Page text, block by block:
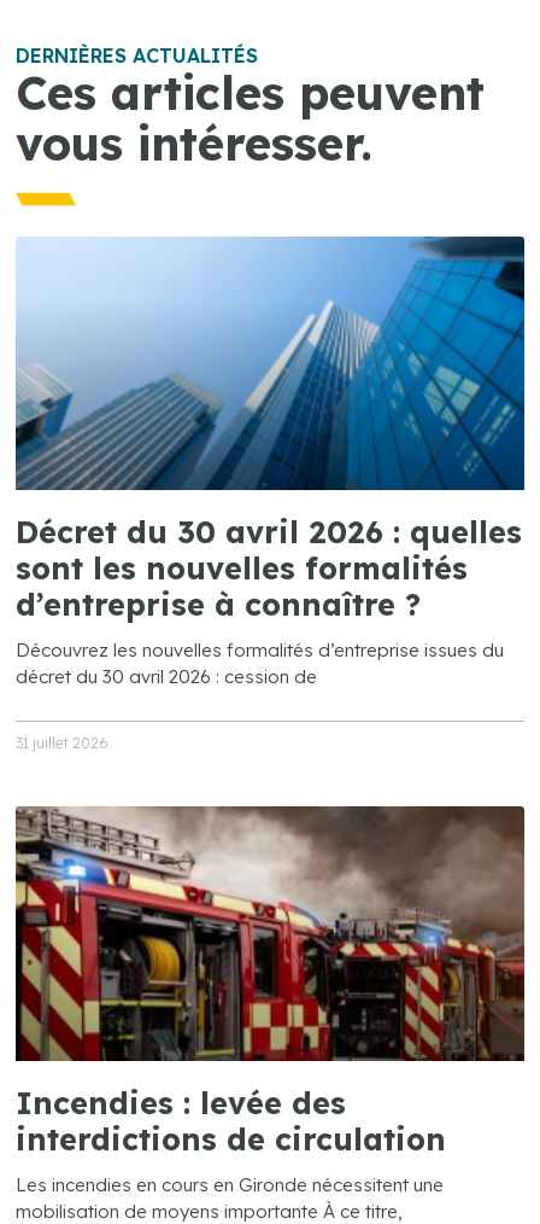
DERNIÈRES ACTUALITÉS
Ces articles peuvent
vous intéresser.
Décret du 30 avril 2026 : quelles
sont les nouvelles formalités
d’entreprise à connaître ?
Découvrez les nouvelles formalités d’entreprise issues du
décret du 30 avril 2026 : cession de
31 juillet 2026
Incendies : levée des
interdictions de circulation
Les incendies en cours en Gironde nécessitent une
mobilisation de moyens importante À ce titre,